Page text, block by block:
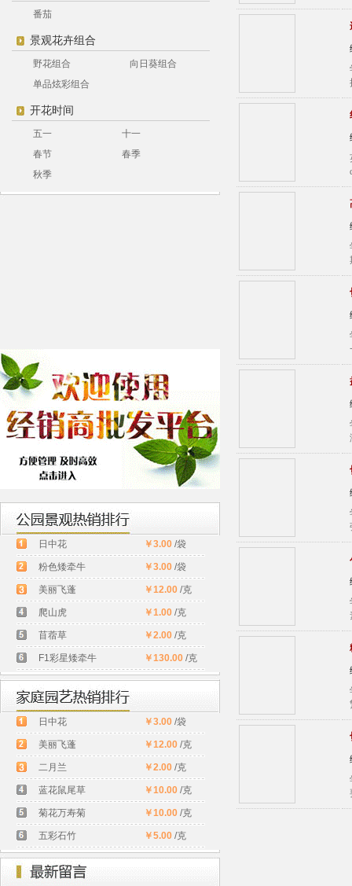
番茄
景观花卉组合
野花组合
向日葵组合
单品炫彩组合
开花时间
五一
十一
春节
春季
秋季
日中花 ￥3.00/袋
粉色矮牵牛 ￥3.00/袋
美丽飞蓬 ￥12.00/克
爬山虎 ￥1.00/克
苜蓿草 ￥2.00/克
F1彩星矮牵牛 ￥130.00/克
日中花 ￥3.00/袋
美丽飞蓬 ￥12.00/克
二月兰 ￥2.00/克
蓝花鼠尾草 ￥10.00/克
菊花万寿菊 ￥10.00/克
五彩石竹 ￥5.00/克